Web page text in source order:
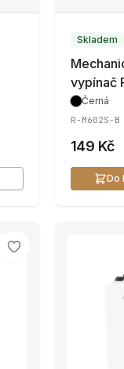
Skladem
vypínač
Černá
R-M602S-B
149 Kč
Do